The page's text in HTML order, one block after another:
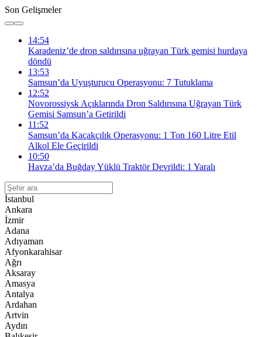
Son Gelişmeler
14:54
Karadeniz’de dron saldırısına uğrayan Türk gemisi hurdaya
döndü
13:53
Samsun’da Uyuşturucu Operasyonu: 7 Tutuklama
12:52
Novorossiysk Açıklarında Dron Saldırısına Uğrayan Türk
Gemisi Samsun’a Getirildi
11:52
Samsun’da Kaçakçılık Operasyonu: 1 Ton 160 Litre Etil
Alkol Ele Geçirildi
10:50
Havza’da Buğday Yüklü Traktör Devrildi: 1 Yaralı
İstanbul
Ankara
İzmir
Adana
Adıyaman
Afyonkarahisar
Ağrı
Aksaray
Amasya
Antalya
Ardahan
Artvin
Aydın